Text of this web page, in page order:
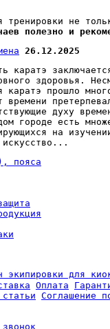
тренировки не
полезно и
26.12.2025
каратэ
здоровья.
каратэ прошло
времени
духу
городе есть
на
искусство...
пояса
Оплата
Соглашение